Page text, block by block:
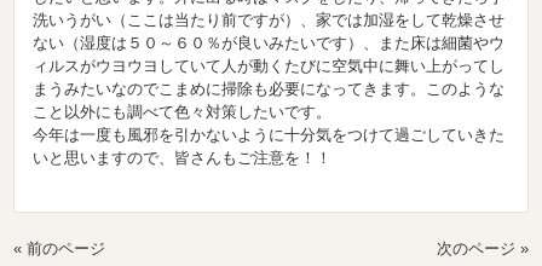
洗いうがい（ここは当たり前ですが）、家では加湿をして乾燥させ
ない（湿度は５０～６０％が良いみたいです）、また床は細菌やウ
ィルスがウヨウヨしていて人が動くたびに空気中に舞い上がってし
まうみたいなのでこまめに掃除も必要になってきます。このような
こと以外にも調べて色々対策したいです。
今年は一度も風邪を引かないように十分気をつけて過ごしていきた
いと思いますので、皆さんもご注意を！！
« 前のページ 次のページ »